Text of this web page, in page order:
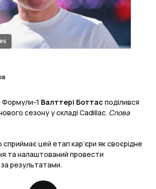
Формули-1 Валттері Боттас поділився
сезону у складі Cadillac. Слова
сприймає цей етап кар’єри як своєрідне
та налаштований провести
за результатами.